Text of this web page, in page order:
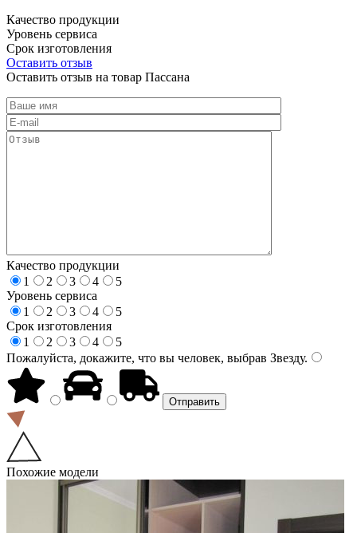
Качество продукции
Уровень сервиса
Срок изготовления
Оставить отзыв
Оставить отзыв на товар Пассана
Качество продукции
1
2 3 4
5
Уровень сервиса
1
2 3 4
5
Срок изготовления
1
2 3 4
5
Пожалуйста, докажите, что вы человек, выбрав Звезду.
Похожие модели